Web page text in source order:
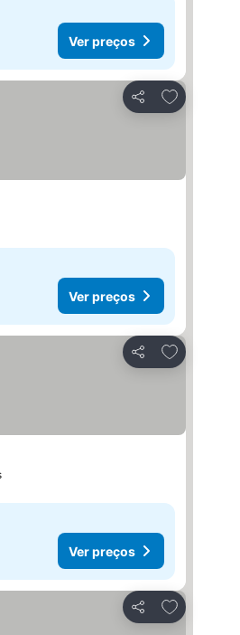
Ver preços
Partilhar
Adicionar
Ver preços
Partilhar
Adicionar
Ver preços
Partilhar
Adicionar